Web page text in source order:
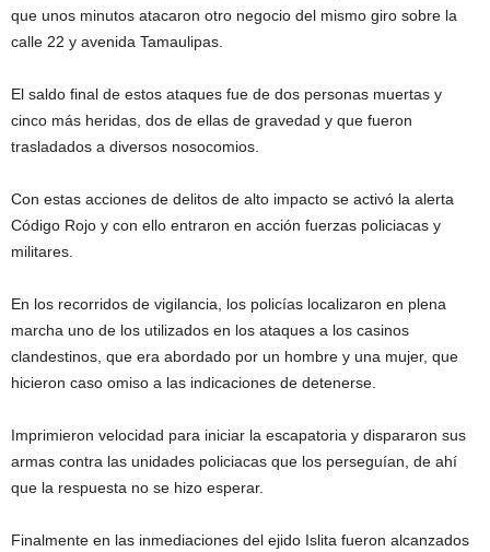
que unos minutos atacaron otro negocio del mismo giro sobre la
calle 22 y avenida Tamaulipas.
El saldo final de estos ataques fue de dos personas muertas y
cinco más heridas, dos de ellas de gravedad y que fueron
trasladados a diversos nosocomios.
Con estas acciones de delitos de alto impacto se activó la alerta
Código Rojo y con ello entraron en acción fuerzas policiacas y
militares.
En los recorridos de vigilancia, los policías localizaron en plena
marcha uno de los utilizados en los ataques a los casinos
clandestinos, que era abordado por un hombre y una mujer, que
hicieron caso omiso a las indicaciones de detenerse.
Imprimieron velocidad para iniciar la escapatoria y dispararon sus
armas contra las unidades policiacas que los perseguían, de ahí
que la respuesta no se hizo esperar.
Finalmente en las inmediaciones del ejido Islita fueron alcanzados